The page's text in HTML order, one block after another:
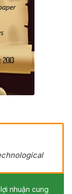
nhuận cung